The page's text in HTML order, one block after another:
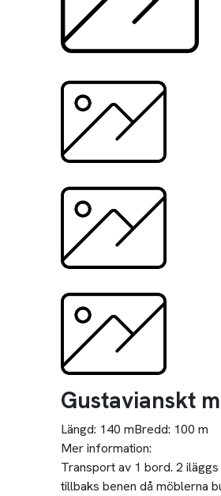
Gustavianskt
Längd: 140 mBredd: 100 m
Mer information:
Transport av 1 bord. 2
tillbaks benen då möblerna